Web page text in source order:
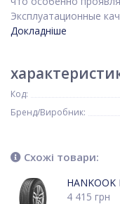
Эксплуатационные
Докладніше
Схожі товари:
HANKOOK
4 415 грн
Код:
Бренд/Виробник: